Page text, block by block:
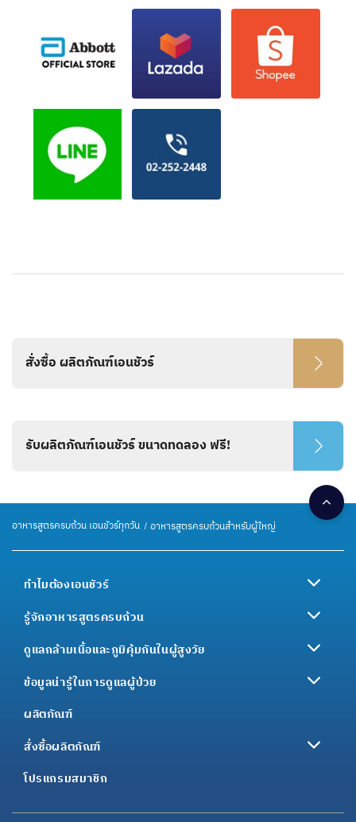
สั่งซื้อ ผลิตภัณฑ์เอนชัวร์
รับผลิตภัณฑ์เอนชัวร์ ขนาดทดลอง ฟรี!​
อาหารสูตรครบถ้วน เอนชัวร์ทุกวัน อาหารสูตรครบถ้วนสำหรับผู้ใหญ่
ทำไมต้องเอนชัวร์
รู้จักอาหารสูตรครบถ้วน
ดูแลกล้ามเนื้อและภูมิคุ้มกันในผู้สูงวัย
ข้อมูลน่ารู้ในการดูแลผู้ป่วย
ผลิตภัณฑ์
สั่งซื้อผลิตภัณฑ์
โปรแกรมสมาชิก